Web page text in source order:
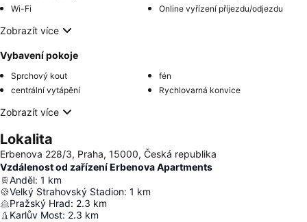
Wi-Fi
Online vyřízení příjezdu/odjezdu
Zobrazít více
Vybavení pokoje
Sprchový kout
fén
centrální vytápění
Rychlovarná konvice
Zobrazít více
Lokalita
Erbenova 228/3, Praha, 15000, Česká republika
Vzdálenost od zařízení Erbenova Apartments
Anděl: 1 km
Velký Strahovský Stadion: 1 km
Pražský Hrad: 2.3 km
Karlův Most: 2.3 km